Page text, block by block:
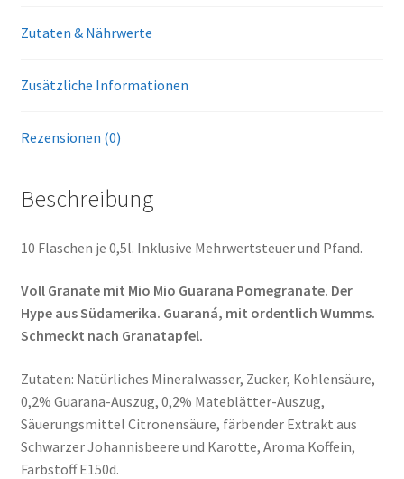
Zutaten & Nährwerte
Zusätzliche Informationen
Rezensionen (0)
Beschreibung
10 Flaschen je 0,5l. Inklusive Mehrwertsteuer und Pfand.
Voll Granate mit Mio Mio Guarana Pomegranate. Der
Hype aus Südamerika. Guaraná, mit ordentlich Wumms.
Schmeckt nach Granatapfel.
Zutaten: Natürliches Mineralwasser, Zucker, Kohlensäure,
0,2% Guarana-Auszug, 0,2% Mateblätter-Auszug,
Säuerungsmittel Citronensäure, färbender Extrakt aus
Schwarzer Johannisbeere und Karotte, Aroma Koffein,
Farbstoff E150d.